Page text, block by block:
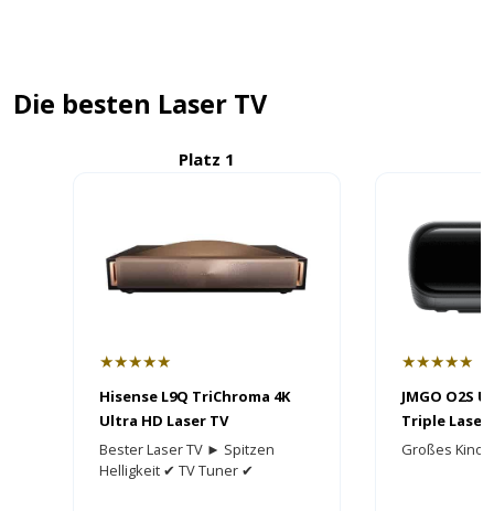
Die besten Laser TV
Platz 1
★★★★★
Hisense L9Q TriChroma 4K
Ultra HD Laser TV
Bester Laser TV ► Spitzen
Helligkeit ✔ TV Tuner ✔
★★★★★
JMGO O2S
Triple Laser
Großes Kino